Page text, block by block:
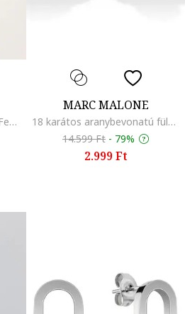
Pamuttartalmú csíkos ing, Fehér/Rózsaszín
MARC MALONE
18 karátos aranybevonatú fülbevaló, Aranyszín
14.599 Ft - 79%
2.999 Ft